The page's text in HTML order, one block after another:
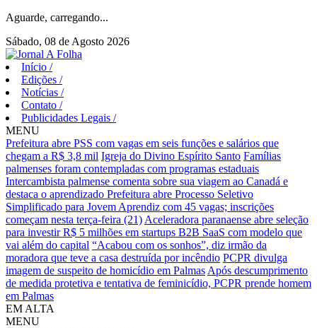
Aguarde, carregando...
Sábado, 08 de Agosto 2026
Início /
Edições /
Notícias /
Contato /
Publicidades Legais /
MENU
Prefeitura abre PSS com vagas em seis funções e salários que
chegam a R$ 3,8 mil Igreja do Divino Espírito Santo Famílias
palmenses foram contempladas com programas estaduais
Intercambista palmense comenta sobre sua viagem ao Canadá e
destaca o aprendizado Prefeitura abre Processo Seletivo
Simplificado para Jovem Aprendiz com 45 vagas; inscrições
começam nesta terça-feira (21) Aceleradora paranaense abre seleção
para investir R$ 5 milhões em startups B2B SaaS com modelo que
vai além do capital “Acabou com os sonhos”, diz irmão da
moradora que teve a casa destruída por incêndio PCPR divulga
imagem de suspeito de homicídio em Palmas Após descumprimento
de medida protetiva e tentativa de feminicídio, PCPR prende homem
em Palmas
EM ALTA
MENU